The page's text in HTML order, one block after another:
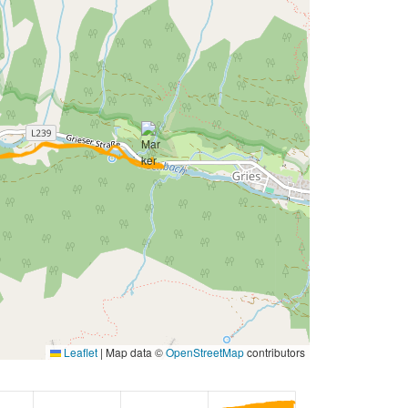
Leaflet | Map data ©OpenStreetMapcontributors